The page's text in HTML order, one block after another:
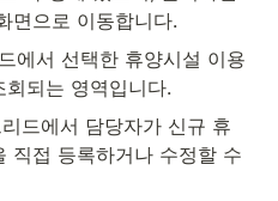
면으로 이동합니다.
에서 선택한 휴양시설 이용
되는 영역입니다.
드에서 담당자가 신규 휴
직접 등록하거나 수정할 수